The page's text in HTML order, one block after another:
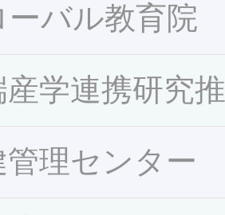
ーバル教育院
産学連携研究
管理センター